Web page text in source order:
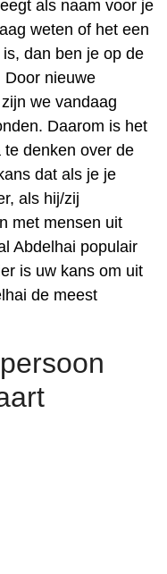
als naam voor je
weten of het een
dan ben je op de
Door nieuwe
we vandaag
Daarom is het
denken over de
dat als je je
als hij/zij
met mensen uit
Abdelhai populair
is uw kans om uit
de meest